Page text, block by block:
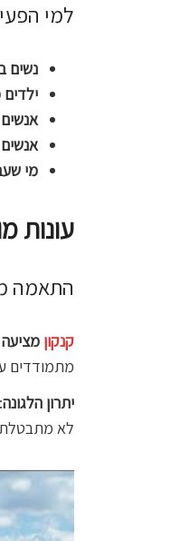
למי
נשים
ילדים
מי
עונות
התאמה
קנקון מציעה
מתמודדים
יתרון הלגונה
לא